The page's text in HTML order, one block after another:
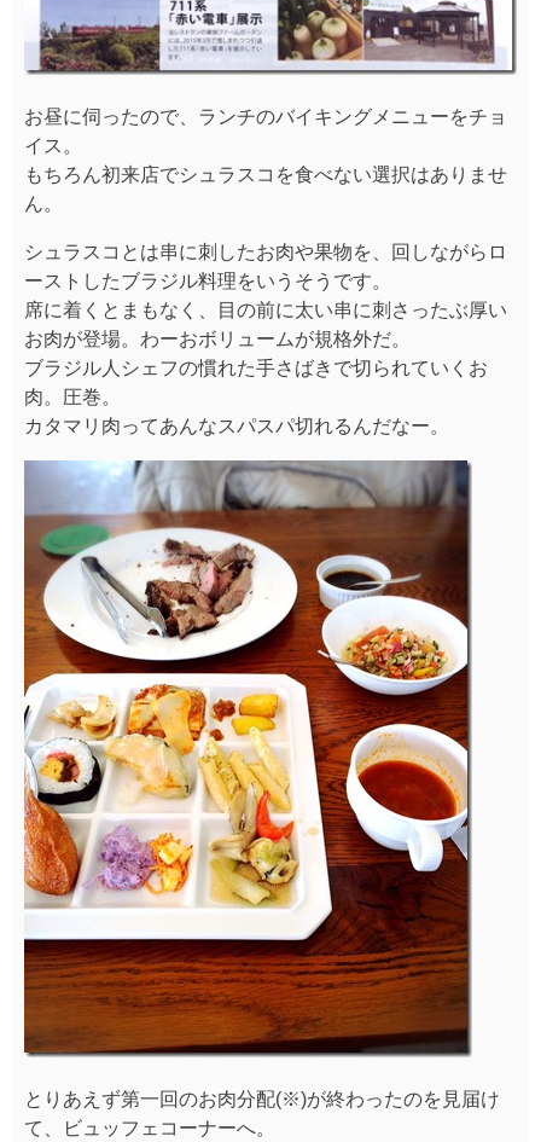
お昼に伺ったので、ランチのバイキングメニューをチョ
イス。
もちろん初来店でシュラスコを食べない選択はありませ
ん。
シュラスコとは串に刺したお肉や果物を、回しながらロ
ーストしたブラジル料理をいうそうです。
席に着くとまもなく、目の前に太い串に刺さったぶ厚い
お肉が登場。わーおボリュームが規格外だ。
ブラジル人シェフの慣れた手さばきで切られていくお
肉。圧巻。
カタマリ肉ってあんなスパスパ切れるんだなー。
とりあえず第一回のお肉分配(※)が終わったのを見届け
て、ビュッフェコーナーへ。